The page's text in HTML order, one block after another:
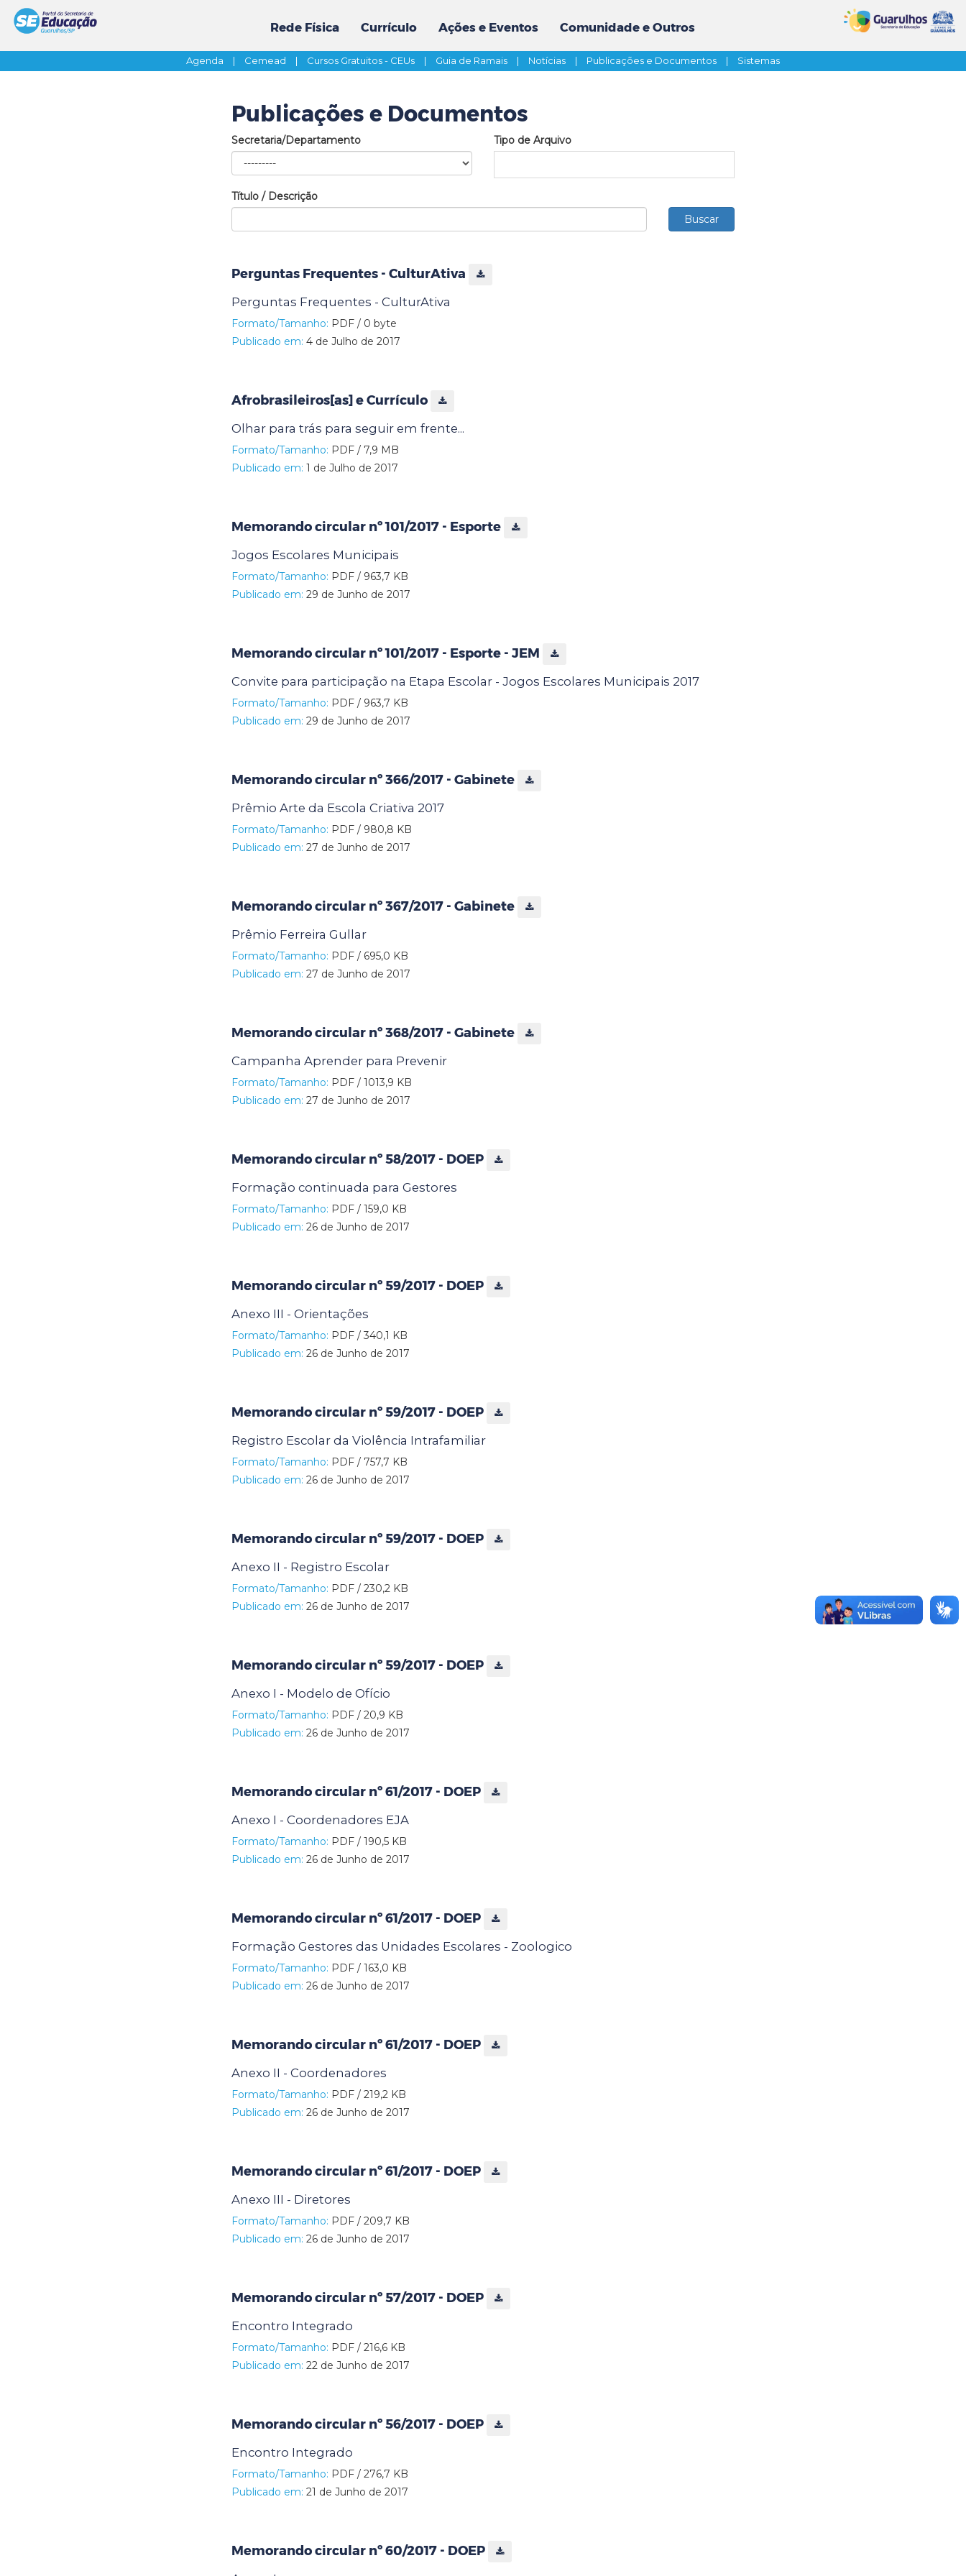
Rede Física Currículo Ações e Eventos Comunidade e Outros
Agenda | Cemead | Cursos Gratuitos - CEUs | Guia de Ramais | Notícias | Publicações e Documentos | Sistemas
Publicações e Documentos
Secretaria/Departamento Tipo de Arquivo
Título / Descrição
Perguntas Frequentes - CulturAtiva
Perguntas Frequentes - CulturAtiva
Formato/Tamanho: PDF / 0 byte
Publicado em: 4 de Julho de 2017
Afrobrasileiros[as] e Currículo
Olhar para trás para seguir em frente...
Formato/Tamanho: PDF / 7,9 MB
Publicado em: 1 de Julho de 2017
Memorando circular nº 101/2017 - Esporte
Jogos Escolares Municipais
Formato/Tamanho: PDF / 963,7 KB
Publicado em: 29 de Junho de 2017
Memorando circular nº 101/2017 - Esporte - JEM
Convite para participação na Etapa Escolar - Jogos Escolares Municipais 2017
Formato/Tamanho: PDF / 963,7 KB
Publicado em: 29 de Junho de 2017
Memorando circular nº 366/2017 - Gabinete
Prêmio Arte da Escola Criativa 2017
Formato/Tamanho: PDF / 980,8 KB
Publicado em: 27 de Junho de 2017
Memorando circular nº 367/2017 - Gabinete
Prêmio Ferreira Gullar
Formato/Tamanho: PDF / 695,0 KB
Publicado em: 27 de Junho de 2017
Memorando circular nº 368/2017 - Gabinete
Campanha Aprender para Prevenir
Formato/Tamanho: PDF / 1013,9 KB
Publicado em: 27 de Junho de 2017
Memorando circular nº 58/2017 - DOEP
Formação continuada para Gestores
Formato/Tamanho: PDF / 159,0 KB
Publicado em: 26 de Junho de 2017
Memorando circular nº 59/2017 - DOEP
Anexo III - Orientações
Formato/Tamanho: PDF / 340,1 KB
Publicado em: 26 de Junho de 2017
Memorando circular nº 59/2017 - DOEP
Registro Escolar da Violência Intrafamiliar
Formato/Tamanho: PDF / 757,7 KB
Publicado em: 26 de Junho de 2017
Memorando circular nº 59/2017 - DOEP
Anexo II - Registro Escolar
Formato/Tamanho: PDF / 230,2 KB
Publicado em: 26 de Junho de 2017
Memorando circular nº 59/2017 - DOEP
Anexo I - Modelo de Ofício
Formato/Tamanho: PDF / 20,9 KB
Publicado em: 26 de Junho de 2017
Memorando circular nº 61/2017 - DOEP
Anexo I - Coordenadores EJA
Formato/Tamanho: PDF / 190,5 KB
Publicado em: 26 de Junho de 2017
Memorando circular nº 61/2017 - DOEP
Formação Gestores das Unidades Escolares - Zoologico
Formato/Tamanho: PDF / 163,0 KB
Publicado em: 26 de Junho de 2017
Memorando circular nº 61/2017 - DOEP
Anexo II - Coordenadores
Formato/Tamanho: PDF / 219,2 KB
Publicado em: 26 de Junho de 2017
Memorando circular nº 61/2017 - DOEP
Anexo III - Diretores
Formato/Tamanho: PDF / 209,7 KB
Publicado em: 26 de Junho de 2017
Memorando circular nº 57/2017 - DOEP
Encontro Integrado
Formato/Tamanho: PDF / 216,6 KB
Publicado em: 22 de Junho de 2017
Memorando circular nº 56/2017 - DOEP
Encontro Integrado
Formato/Tamanho: PDF / 276,7 KB
Publicado em: 21 de Junho de 2017
Memorando circular nº 60/2017 - DOEP